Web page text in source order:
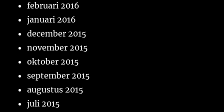
februari 2016
januari 2016
december 2015
november 2015
oktober 2015
september 2015
augustus 2015
juli 2015